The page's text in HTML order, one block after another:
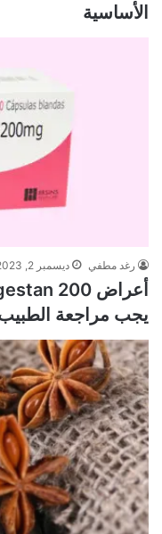
الأساسية
رغد مطفي ديسمبر 2, 2023
يجب مراجعة